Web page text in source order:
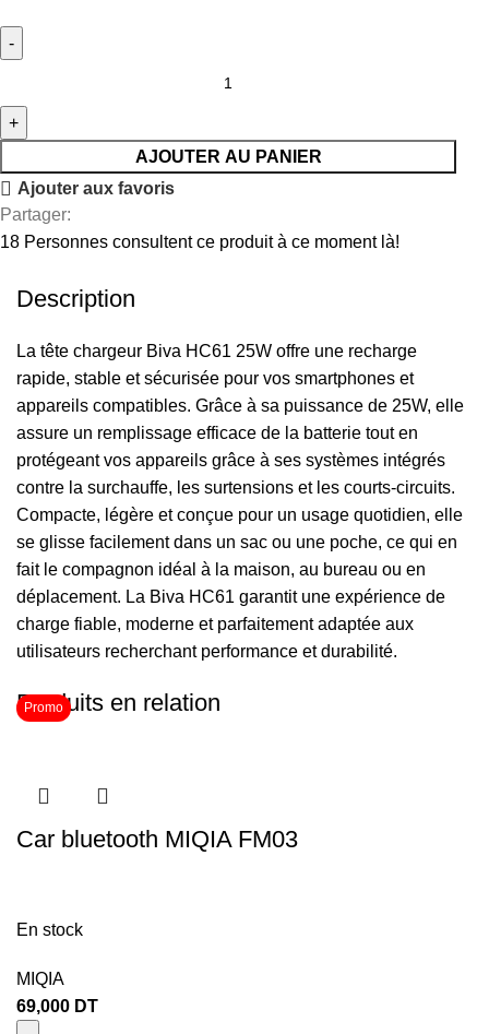
AJOUTER AU PANIER
Ajouter aux favoris
Partager:
18 Personnes consultent ce produit à ce moment là!
Description
La tête chargeur Biva HC61 25W offre une recharge
rapide, stable et sécurisée pour vos smartphones et
appareils compatibles. Grâce à sa puissance de 25W, elle
assure un remplissage efficace de la batterie tout en
protégeant vos appareils grâce à ses systèmes intégrés
contre la surchauffe, les surtensions et les courts-circuits.
Compacte, légère et conçue pour un usage quotidien, elle
se glisse facilement dans un sac ou une poche, ce qui en
fait le compagnon idéal à la maison, au bureau ou en
déplacement. La Biva HC61 garantit une expérience de
charge fiable, moderne et parfaitement adaptée aux
utilisateurs recherchant performance et durabilité.
Produits en relation
Car bluetooth MIQIA FM03
En stock
MIQIA
69,000 DT
Promo